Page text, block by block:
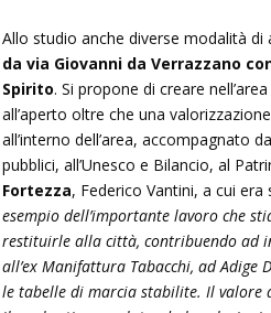
Allo studio anche diverse modalità
da via Giovanni da Verrazzano
Spirito. Si propone di creare
all’aperto oltre che una
all’interno dell’area, accompagnato
pubblici, all’Unesco e Bilancio, al
Fortezza, Federico Vantini, a cui
esempio dell’importante lavoro che
restituirle alla città, contribuendo ad
all’ex Manifattura Tabacchi, ad
le tabelle di marcia stabilite. Il valore